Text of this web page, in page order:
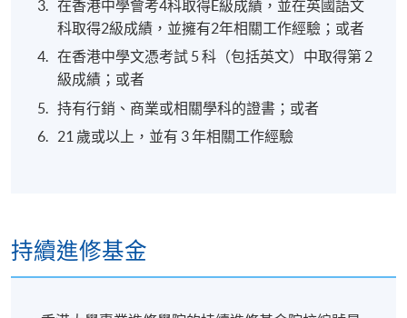
在香港中學會考4科取得E級成績，並在英國語文
科取得2級成績，並擁有2年相關工作經驗；或者
在香港中學文憑考試 5 科（包括英文）中取得第 2
級成績；或者
持有行銷、商業或相關學科的證書；或者
21 歲或以上，並有 3 年相關工作經驗
持續進修基金